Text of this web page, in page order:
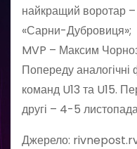
найкращий
«Сарни-Дубровиця»;
MVP – Максим
Попереду аналогічні
команд U13 та U15.
другі – 4-5
Джерело: